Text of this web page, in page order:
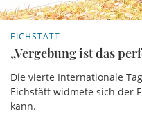
EICHSTÄTT
„Vergebung ist das
Die vierte Internationale
Eichstätt widmete sich der
kann.